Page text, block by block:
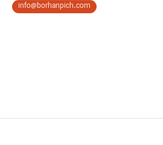
info@borhanpich.com